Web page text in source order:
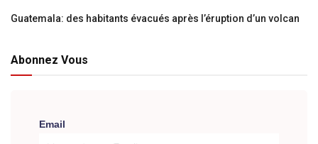
Guatemala: des habitants évacués après l’éruption d’un volcan
Abonnez Vous
Email